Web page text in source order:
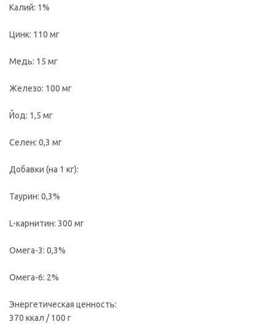
Калий: 1%
Цинк: 110 мг
Медь: 15 мг
Железо: 100 мг
Йод: 1,5 мг
Селен: 0,3 мг
Добавки (на 1 кг):
Таурин: 0,3%
L-карнитин: 300 мг
Омега-3: 0,3%
Омега-6: 2%
Энергетическая ценность:
370 ккал / 100 г